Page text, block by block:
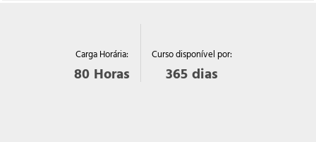
Carga Horária:
80 Horas
Curso disponível por:
365 dias